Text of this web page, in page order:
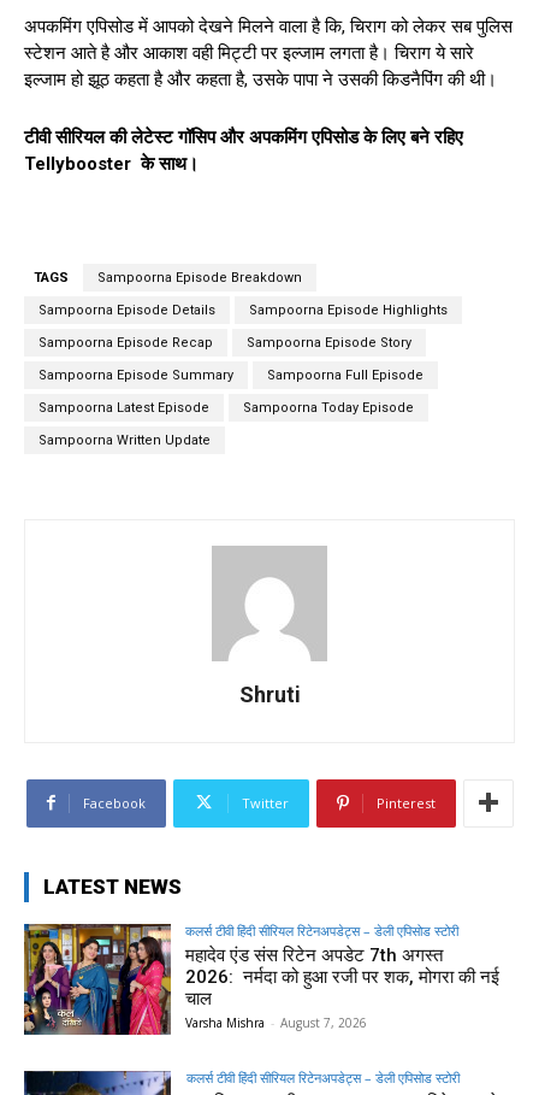
अपकमिंग एपिसोड में आपको देखने मिलने वाला है कि, चिराग को लेकर सब पुलिस
स्टेशन आते है और आकाश वही मिट्टी पर इल्जाम लगता है। चिराग ये सारे
इल्जाम हो झूठ कहता है और कहता है, उसके पापा ने उसकी किडनैपिंग की थी।
टीवी सीरियल की लेटेस्ट गॉसिप और अपकमिंग एपिसोड के लिए बने रहिए
Tellybooster के साथ।
TAGS Sampoorna Episode Breakdown
Sampoorna Episode Details Sampoorna Episode Highlights
Sampoorna Episode Recap Sampoorna Episode Story
Sampoorna Episode Summary Sampoorna Full Episode
Sampoorna Latest Episode Sampoorna Today Episode
Sampoorna Written Update
Shruti
Facebook Twitter Pinterest
LATEST NEWS
कलर्स टीवी हिंदी सीरियल रिटेनअपडेट्स – डेली एपिसोड स्टोरी
महादेव एंड संस रिटेन अपडेट 7th अगस्त
2026: नर्मदा को हुआ रजी पर शक, मोगरा की नई
चाल
Varsha Mishra - August 7, 2026
कलर्स टीवी हिंदी सीरियल रिटेनअपडेट्स – डेली एपिसोड स्टोरी